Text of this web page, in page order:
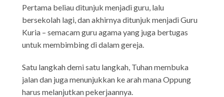
Pertama beliau ditunjuk menjadi guru, lalu
bersekolah lagi, dan akhirnya ditunjuk menjadi Guru
Kuria – semacam guru agama yang juga bertugas
untuk membimbing di dalam gereja.
Satu langkah demi satu langkah, Tuhan membuka
jalan dan juga menunjukkan ke arah mana Oppung
harus melanjutkan pekerjaannya.